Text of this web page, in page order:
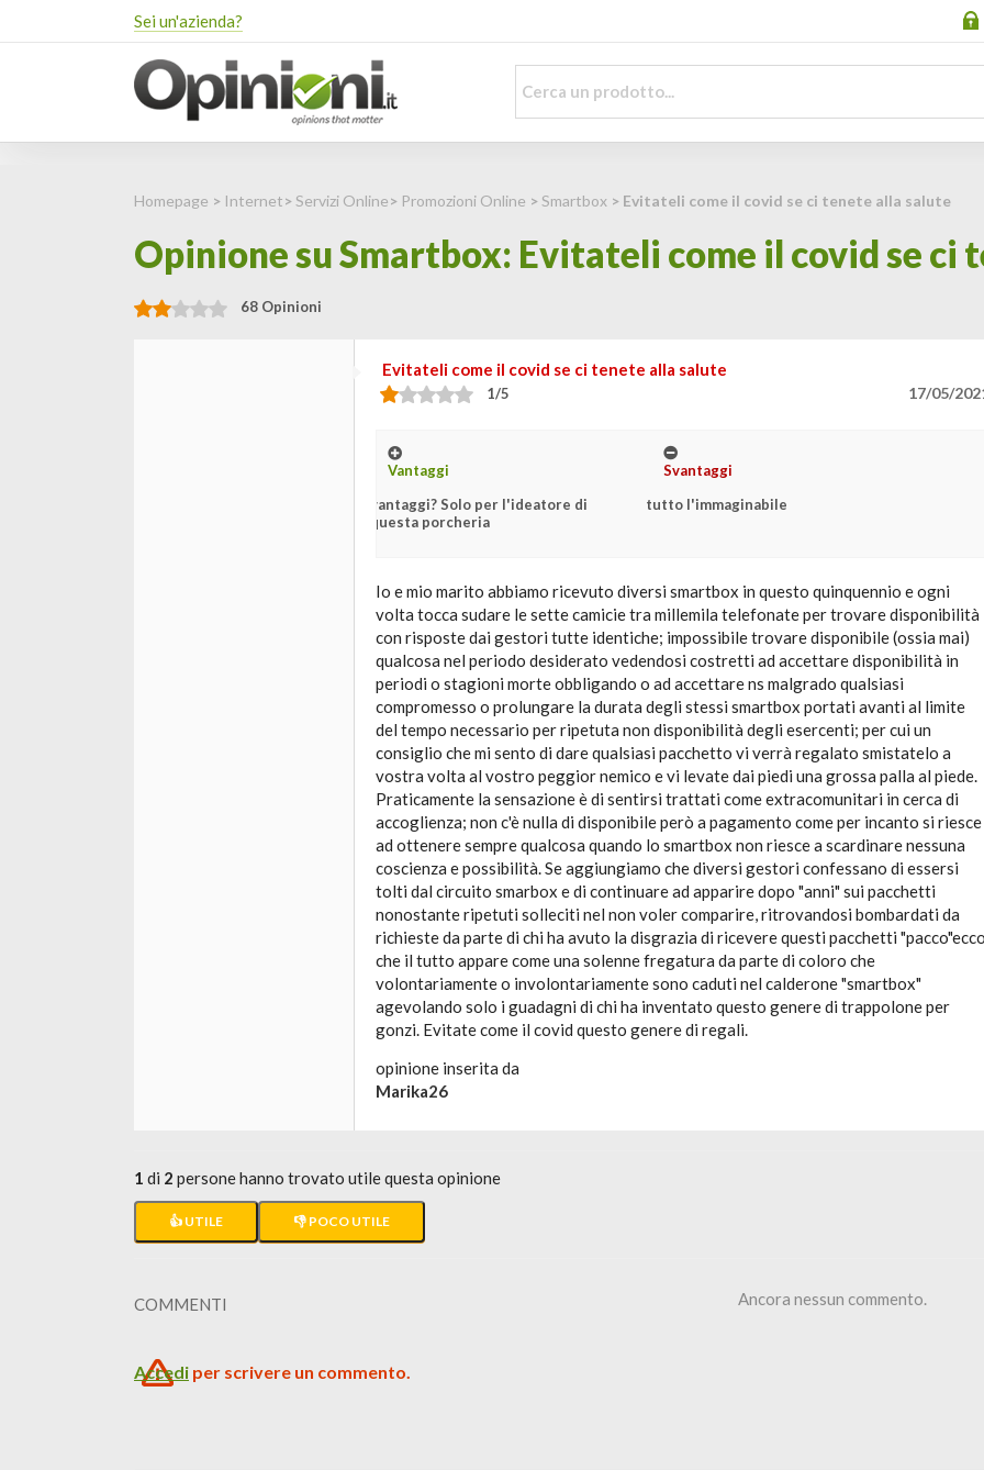
Sei un'azienda?
Homepage > Internet>Servizi Online> Promozioni Online >Smartbox > Evitateli come il covid se ci tenete alla salute
Opinione su Smartbox: Evitateli come il covid se ci
68 Opinioni
Evitateli come il covid se ci tenete alla salute
1/5 17/05/
Vantaggi
vantaggi? Solo per l'ideatore di
questa porcheria
Svantaggi
tutto l'immaginabile
Io e mio marito abbiamo ricevuto diversi smartbox in questo quinquennio e ogni
volta tocca sudare le sette camicie tra millemila telefonate per trovare disponibilità
con risposte dai gestori tutte identiche; impossibile trovare disponibile (ossia mai)
qualcosa nel periodo desiderato vedendosi costretti ad accettare disponibilità in
periodi o stagioni morte obbligando o ad accettare ns malgrado qualsiasi
compromesso o prolungare la durata degli stessi smartbox portati avanti al limite
del tempo necessario per ripetuta non disponibilità degli esercenti; per cui un
consiglio che mi sento di dare qualsiasi pacchetto vi verrà regalato smistatelo a
vostra volta al vostro peggior nemico e vi levate dai piedi una grossa palla al piede.
Praticamente la sensazione è di sentirsi trattati come extracomunitari in cerca di
accoglienza; non c'è nulla di disponibile però a pagamento come per incanto si riesce
ad ottenere sempre qualcosa quando lo smartbox non riesce a scardinare nessuna
coscienza e possibilità. Se aggiungiamo che diversi gestori confessano di essersi
tolti dal circuito smarbox e di continuare ad apparire dopo "anni" sui pacchetti
nonostante ripetuti solleciti nel non voler comparire, ritrovandosi bombardati da
richieste da parte di chi ha avuto la disgrazia di ricevere questi pacchetti
che il tutto appare come una solenne fregatura da parte di coloro che
volontariamente o involontariamente sono caduti nel calderone "smartbox"
agevolando solo i guadagni di chi ha inventato questo genere di trappolone per
gonzi. Evitate come il covid questo genere di regali.
opinione inserita da
Marika26
1 di 2 persone hanno trovato utile questa opinione
👍 UTILE 👎 POCO UTILE
COMMENTI Ancora nessun commento.
Accedi per scrivere un commento.